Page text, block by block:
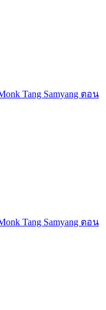
Tang Samyang ตอน
Tang Samyang ตอน